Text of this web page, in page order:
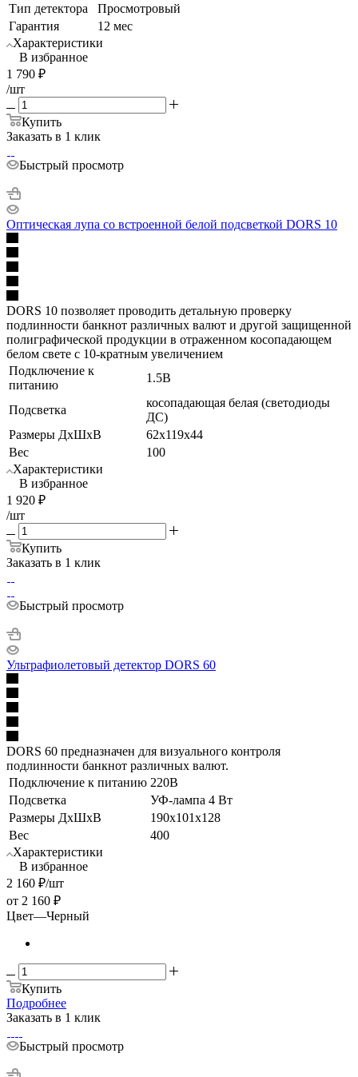
Тип детектора
Просмотровый
Гарантия
12 мес
Характеристики
В избранное
1 790 ₽
/шт
Купить
Заказать в 1 клик
Быстрый просмотр
Оптическая лупа со встроенной белой подсветкой DORS 10
DORS 10 позволяет проводить детальную проверку
подлинности банкнот различных валют и другой защищенной
полиграфической продукции в отраженном косопадающем
белом свете с 10-кратным увеличением
Подключение к
питанию
1.5В
Подсветка
косопадающая белая (светодиоды
ДС)
Размеры ДхШхВ
62х119х44
Вес
100
Характеристики
В избранное
1 920 ₽
/шт
Купить
Заказать в 1 клик
Быстрый просмотр
Ультрафиолетовый детектор DORS 60
DORS 60 предназначен для визуального контроля
подлинности банкнот различных валют.
Подключение к питанию 220В
Подсветка
УФ-лампа 4 Вт
Размеры ДхШхВ
190х101х128
Вес
400
Характеристики
В избранное
2 160 ₽/шт
от 2 160 ₽
Цвет—Черный
Купить
Подробнее
Заказать в 1 клик
Быстрый просмотр